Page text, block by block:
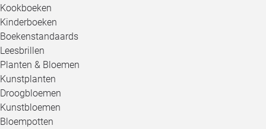
Kookboeken
Kinderboeken
Boekenstandaards
Leesbrillen
Planten & Bloemen
Kunstplanten
Droogbloemen
Kunstbloemen
Bloempotten